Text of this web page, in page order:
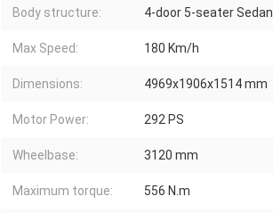
Body structure: 4-door 5-seater Sedan
Max Speed: 180 Km/h
Dimensions: 4969x1906x1514 mm
Motor Power: 292 PS
Wheelbase: 3120 mm
Maximum torque: 556 N.m